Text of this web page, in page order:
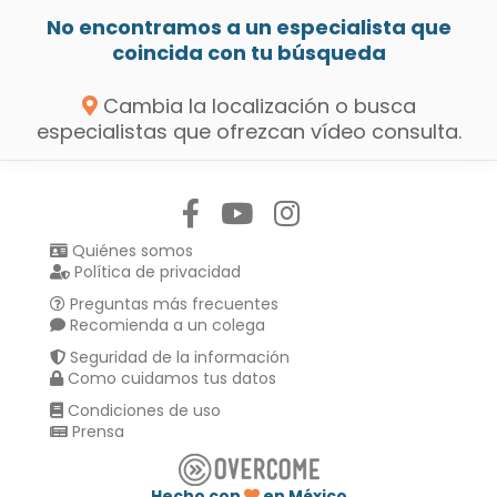
No encontramos a un especialista que
coincida con tu búsqueda
Cambia la localización o busca
especialistas que ofrezcan vídeo consulta.
Quiénes somos
Política de privacidad
Preguntas más frecuentes
Recomienda a un colega
Seguridad de la información
Como cuidamos tus datos
Condiciones de uso
Prensa